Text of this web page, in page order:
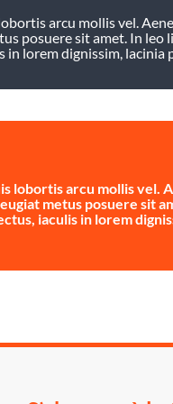
arcu mollis vel.
posuere sit amet. In leo
in lorem dignissim, lacinia
lobortis arcu mollis vel.
metus posuere sit
iaculis in lorem